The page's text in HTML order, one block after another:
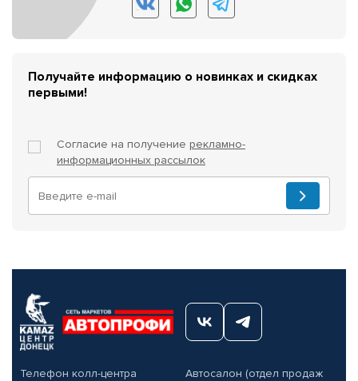
Получайте информацию о новинках и скидках
первыми!
Согласие на получение рекламно-
информационных рассылок
Телефон колл-центра
Автосалон (отдел продаж